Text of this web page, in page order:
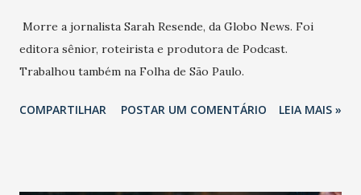
Morre a jornalista Sarah Resende, da Globo News. Foi
editora sênior, roteirista e produtora de Podcast.
Trabalhou também na Folha de São Paulo.
COMPARTILHAR POSTAR UM COMENTÁRIO LEIA MAIS »